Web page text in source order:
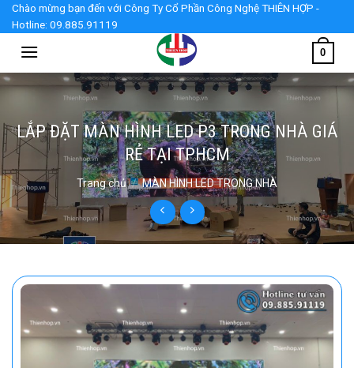
Skip
content
Chào mừng bạn đến với Công Ty Cổ Phần Công Nghệ THIÊN HỢP -
Hotline: 09.885.91119
0
LẮP ĐẶT MÀN HÌNH LED P3 TRONG NHÀ GIÁ
RẺ TẠI TPHCM
Trang chủ / MÀN HÌNH LED TRONG NHÀ